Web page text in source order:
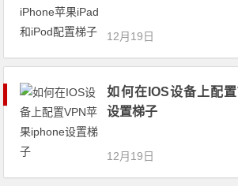
12月19日
如何在IOS设备上配
设置梯子
12月19日